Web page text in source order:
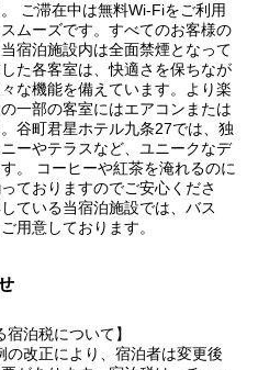
ご滞在中は無料Wi-Fiをご利用
ムーズです。すべてのお客様の
宿泊施設内は全面禁煙となって
た各客室は、快適さを保ちなが
な機能を備えています。より楽
一部の客室にはエアコンまたは
谷町君星ホテル九条27では、独
ーやテラスなど、ユニークなデ
。 コーヒーや紅茶を淹れるのに
ておりますのでご安心くださ
ている当宿泊施設では、バス
用意しております。
泊税について】
改正により、宿泊者は変更後